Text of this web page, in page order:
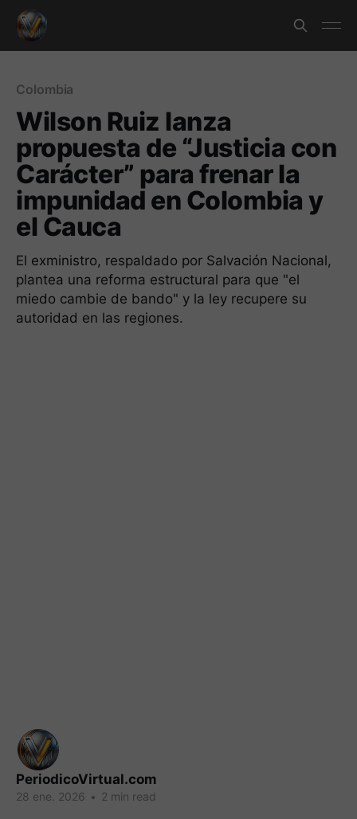
Colombia
Wilson Ruiz lanza
propuesta de “Justicia con
Carácter” para frenar la
impunidad en Colombia y
el Cauca
El exministro, respaldado por Salvación Nacional,
plantea una reforma estructural para que "el
miedo cambie de bando" y la ley recupere su
autoridad en las regiones.
PeriodicoVirtual.com
28 ene. 2026 • 2 min read